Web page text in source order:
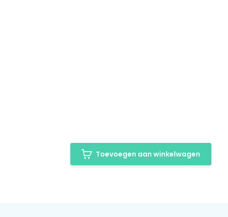
Toevoegen aan winkelwagen